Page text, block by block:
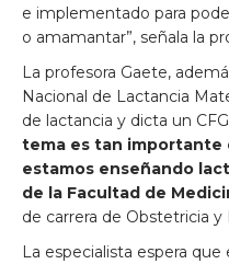
e implementado para
o amamantar”, señala la
La profesora Gaete,
Nacional de Lactancia
de lactancia y dicta un
tema es tan importante
estamos enseñando
de la Facultad de
de carrera de Obstetricia y
La especialista espera